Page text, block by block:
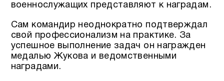
военнослужащих представляют к наградам.
Сам командир неоднократно подтверждал
свой профессионализм на практике. За
успешное выполнение задач он награжден
медалью Жукова и ведомственными
наградами.